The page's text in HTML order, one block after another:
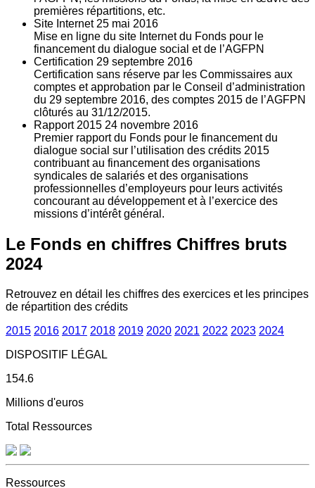
premières répartitions, etc.
Site Internet 25 mai 2016
Mise en ligne du site Internet du Fonds pour le
financement du dialogue social et de l’AGFPN
Certification 29 septembre 2016
Certification sans réserve par les Commissaires aux
comptes et approbation par le Conseil d’administration
du 29 septembre 2016, des comptes 2015 de l’AGFPN
clôturés au 31/12/2015.
Rapport 2015 24 novembre 2016
Premier rapport du Fonds pour le financement du
dialogue social sur l’utilisation des crédits 2015
contribuant au financement des organisations
syndicales de salariés et des organisations
professionnelles d’employeurs pour leurs activités
concourant au développement et à l’exercice des
missions d’intérêt général.
Le Fonds en chiffres Chiffres bruts
2024
Retrouvez en détail les chiffres des exercices et les principes
de répartition des crédits
2015 2016 2017 2018 2019 2020 2021 2022 2023 2024
DISPOSITIF LÉGAL
154.6
Millions d'euros
Total Ressources
Ressources